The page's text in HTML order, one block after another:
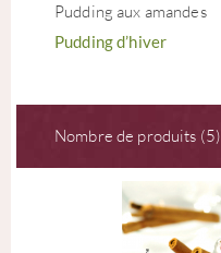
Pudding aux amandes
Pudding d’hiver
Nombre de produits (5)